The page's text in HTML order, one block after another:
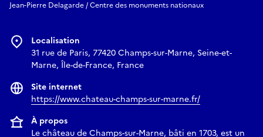
Jean-Pierre Delagarde / Centre des monuments nationaux
Localisation
31 rue de Paris, 77420 Champs-sur-Marne, Seine-et-
Marne, Île-de-France, France
Site internet
https://www.chateau-champs-sur-marne.fr/
À propos
Le château de Champs-sur-Marne, bâti en 1703, est un